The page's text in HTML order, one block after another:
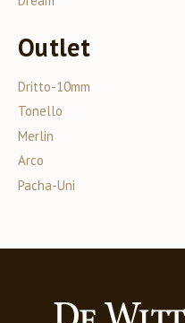
Outlet
Dritto-10mm
Tonello
Merlin
Arco
Pacha-Uni